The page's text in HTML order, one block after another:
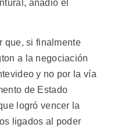
añadió el
que, si finalmente
a la negociación
y no por la vía
de Estado
logró vencer la
ligados al poder